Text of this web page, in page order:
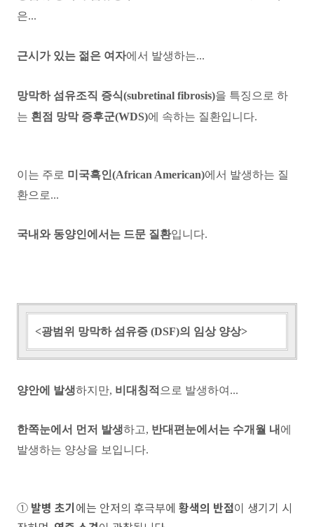
은...
근시가 있는 젊은 여자에서 발생하는...
망막하 섬유조직 증식(subretinal fibrosis)을 특징으로 하
는 흰점 망막 증후군(WDS)에 속하는 질환입니다.
이는 주로 미국흑인(African American)에서 발생하는 질
환으로...
국내와 동양인에서는 드문 질환입니다.
<광범위 망막하 섬유증 (DSF)의 임상 양상>
양안에 발생하지만, 비대칭적 으로 발생하여...
한쪽눈에서 먼저 발생하고, 반대편눈에서는 수개월 내 에
발생하는 양상을 보입니다.
① 발병 초기에는 안저의 후극부에 황색의 반점이 생기기 시